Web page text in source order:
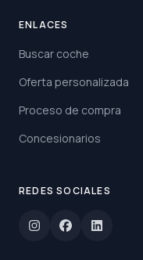
ENLACES
Buscar coche
Oferta personalizada
Proceso de compra
Concesionarios
REDES SOCIALES